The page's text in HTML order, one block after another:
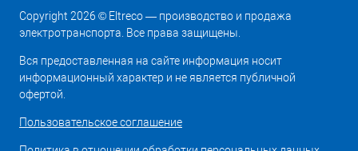
Copyright 2026 © Eltreco — производство и продажа
электротранспорта. Все права защищены.
Вся предоставленная на сайте информация носит
информационный характер и не является публичной
офертой.
Пользовательское соглашение